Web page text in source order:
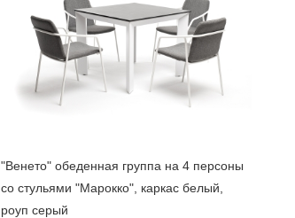
"Венето" обеденная группа на 4 персоны
со стульями "Марокко", каркас белый,
роуп серый